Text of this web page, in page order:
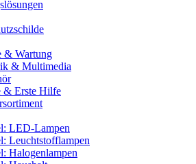
& Wartung
& Multimedia
& Erste Hilfe
LED-Lampen
Leuchtstofflampen
Halogenlampen